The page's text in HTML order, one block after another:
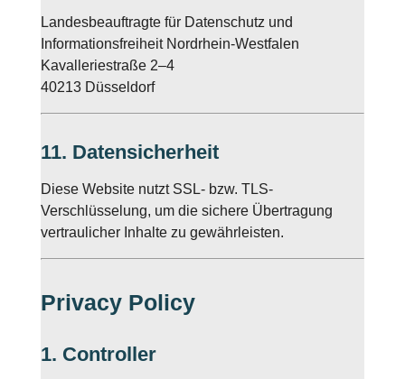
Landesbeauftragte für Datenschutz und
Informationsfreiheit Nordrhein-Westfalen
Kavalleriestraße 2–4
40213 Düsseldorf
11. Datensicherheit
Diese Website nutzt SSL- bzw. TLS-
Verschlüsselung, um die sichere Übertragung
vertraulicher Inhalte zu gewährleisten.
Privacy Policy
1. Controller